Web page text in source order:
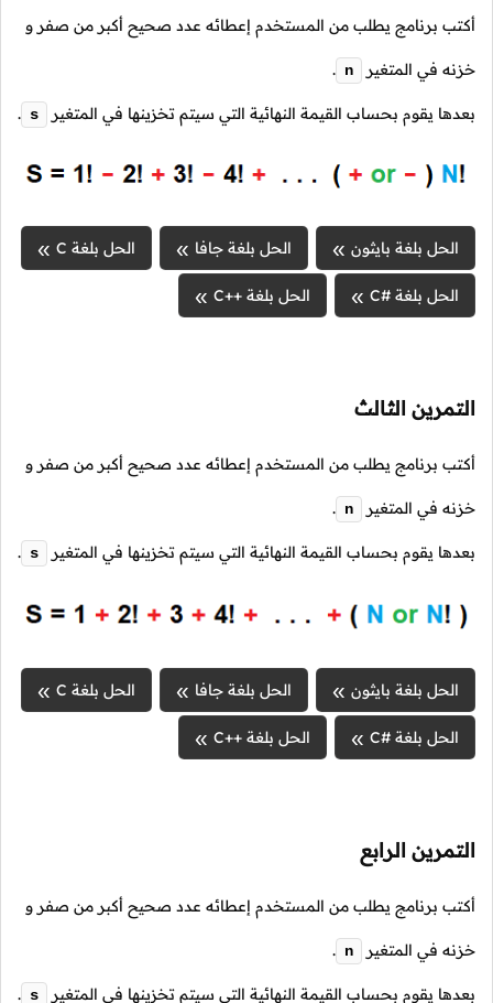
أكتب برنامج يطلب من المستخدم إعطائه عدد صحيح أكبر من صفر و
خزنه في المتغير n
.
بعدها يقوم بحساب القيمة النهائية التي سيتم تخزينها في المتغير s
.
الحل بلغة بايثون الحل بلغة جافا الحل بلغة C
الحل بلغة #C الحل بلغة ++C
التمرين الثالث
أكتب برنامج يطلب من المستخدم إعطائه عدد صحيح أكبر من صفر و
خزنه في المتغير n
.
بعدها يقوم بحساب القيمة النهائية التي سيتم تخزينها في المتغير s
.
الحل بلغة بايثون الحل بلغة جافا الحل بلغة C
الحل بلغة #C الحل بلغة ++C
التمرين الرابع
أكتب برنامج يطلب من المستخدم إعطائه عدد صحيح أكبر من صفر و
خزنه في المتغير n
.
بعدها يقوم بحساب القيمة النهائية التي سيتم تخزينها في المتغير s
.